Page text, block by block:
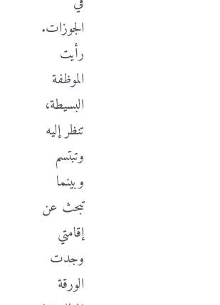
الجوزات.
رأيت
الموظفة
البسيطة،
تنظر إليه
وتبتسم
وبينما
تبحث عن
إقامتي
وجدت
الورقة